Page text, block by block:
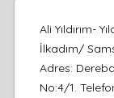
Ali Yıldırım-
İlkadım/
Adres:
No:4/1.